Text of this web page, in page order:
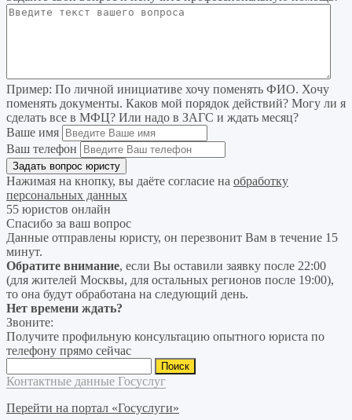
Пример: По личной инициативе хочу поменять ФИО. Хочу
поменять документы. Каков мой порядок действий? Могу ли я
сделать все в МФЦ? Или надо в ЗАГС и ждать месяц?
Ваше имя
Ваш телефон
Нажимая на кнопку, вы даёте согласие на обработку
персональных данных
55 юристов онлайн
Спасибо за ваш вопрос
Данные отправлены юристу, он перезвонит Вам в течение 15
минут.
Обратите внимание, если Вы оставили заявку после 22:00
(для жителей Москвы, для остальных регионов после 19:00),
то она будут обработана на следующий день.
Нет времени ждать?
Звоните:
Получите профильную консультацию опытного юриста по
телефону прямо сейчас
Контактные данные Госуслуг
Перейти на портал «Госуслуги»